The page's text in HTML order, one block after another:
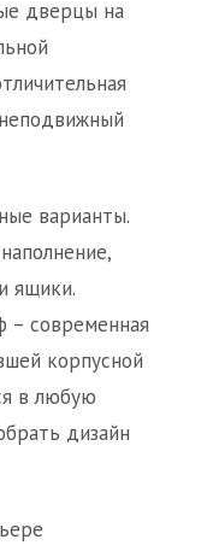
дверцы на
варианты.
ящики.
– современная
корпусной
в любую
дизайн